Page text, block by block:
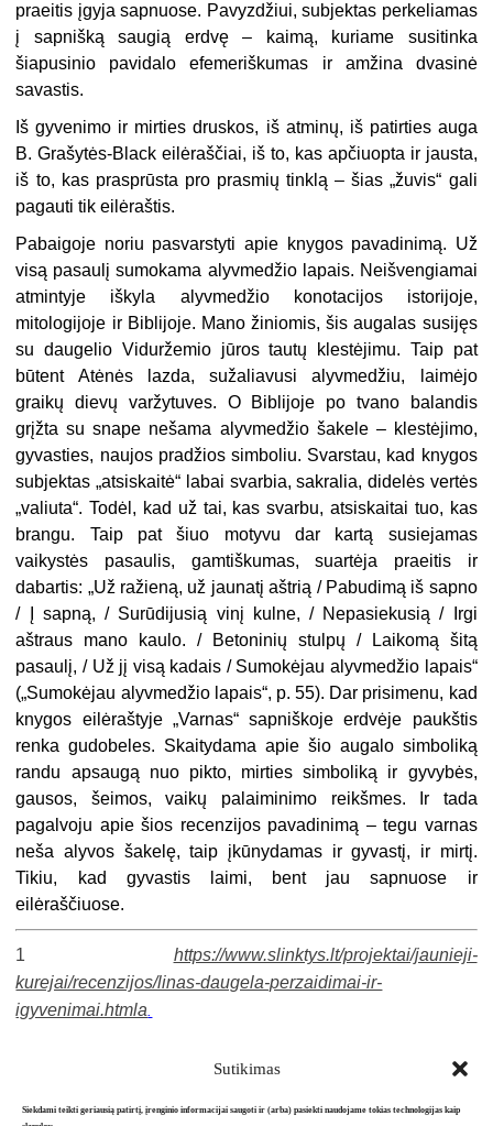
Sutikimas
Siekdami teikti geriausią patirtį, įrenginio informacijai saugoti ir (arba) pasiekti naudojame tokias technologijas kaip
praeitis įgyja sapnuose. Pavyzdžiui, subjektas perkeliamas
į sapnišką saugią erdvę – kaimą, kuriame susitinka
šiapusinio pavidalo efemeriškumas ir amžina dvasinė
savastis.
Iš gyvenimo ir mirties druskos, iš atminų, iš patirties auga
B. Grašytės-Black eilėraščiai, iš to, kas apčiuopta ir jausta,
iš to, kas prasprūsta pro prasmių tinklą – šias „žuvis“ gali
pagauti tik eilėraštis.
Pabaigoje noriu pasvarstyti apie knygos pavadinimą. Už
visą pasaulį sumokama alyvmedžio lapais. Neišvengiamai
atmintyje iškyla alyvmedžio konotacijos istorijoje,
mitologijoje ir Biblijoje. Mano žiniomis, šis augalas susijęs
su daugelio Viduržemio jūros tautų klestėjimu. Taip pat
būtent Atėnės lazda, sužaliavusi alyvmedžiu, laimėjo
graikų dievų varžytuves. O Biblijoje po tvano balandis
grįžta su snape nešama alyvmedžio šakele – klestėjimo,
gyvasties, naujos pradžios simboliu. Svarstau, kad knygos
subjektas „atsiskaitė“ labai svarbia, sakralia, didelės vertės
„valiuta“. Todėl, kad už tai, kas svarbu, atsiskaitai tuo, kas
brangu. Taip pat šiuo motyvu dar kartą susiejamas
vaikystės pasaulis, gamtiškumas, suartėja praeitis ir
dabartis: „Už ražieną, už jaunatį aštrią / Pabudimą iš sapno
/ Į sapną, / Surūdijusią vinį kulne, / Nepasiekusią / Irgi
aštraus mano kaulo. / Betoninių stulpų / Laikomą šitą
pasaulį, / Už jį visą kadais / Sumokėjau alyvmedžio lapais“
(„Sumokėjau alyvmedžio lapais“, p. 55). Dar prisimenu, kad
knygos eilėraštyje „Varnas“ sapniškoje erdvėje paukštis
renka gudobeles. Skaitydama apie šio augalo simboliką
randu apsaugą nuo pikto, mirties simboliką ir gyvybės,
gausos, šeimos, vaikų palaiminimo reikšmes. Ir tada
pagalvoju apie šios recenzijos pavadinimą – tegu varnas
neša alyvos šakelę, taip įkūnydamas ir gyvastį, ir mirtį.
Tikiu, kad gyvastis laimi, bent jau sapnuose ir
eilėraščiuose.
1
https://www.slinktys.lt/projektai/jaunieji-
kurejai/recenzijos/linas-daugela-perzaidimai-ir-
igyvenimai.htmla.